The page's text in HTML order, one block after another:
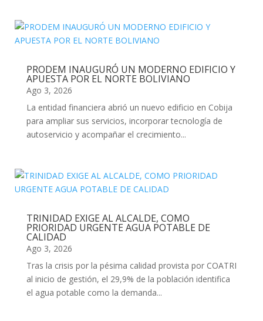
PRODEM INAUGURÓ UN MODERNO EDIFICIO Y
APUESTA POR EL NORTE BOLIVIANO
Ago 3, 2026
La entidad financiera abrió un nuevo edificio en Cobija
para ampliar sus servicios, incorporar tecnología de
autoservicio y acompañar el crecimiento...
TRINIDAD EXIGE AL ALCALDE, COMO
PRIORIDAD URGENTE AGUA POTABLE DE
CALIDAD
Ago 3, 2026
Tras la crisis por la pésima calidad provista por COATRI
al inicio de gestión, el 29,9% de la población identifica
el agua potable como la demanda...